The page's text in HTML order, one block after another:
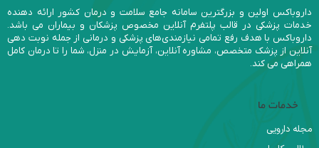
داروباکس اولین و بزرگترین سامانه جامع سلامت و درمان کشور ارائه دهنده
خدمات پزشکی در قالب پلتفرم آنلاین مخصوص پزشکان و بیماران می باشد.
داروباکس با هدف رفع تمامی نیازمندی‌های پزشکی و درمانی از جمله نوبت دهی
آنلاین از پزشک متخصص، مشاوره آنلاین، آزمایش در منزل، شما را تا درمان کامل
همراهی می کند.
خدمات ما
مجله دارویی